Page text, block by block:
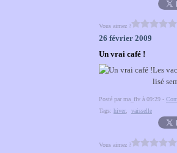
Vous aimez ?
26 février 2009
Un vrai café !
Les
lisé
Posté par ma_flv à 09:29 -
Tags: hiver vaisselle
Vous aimez ?